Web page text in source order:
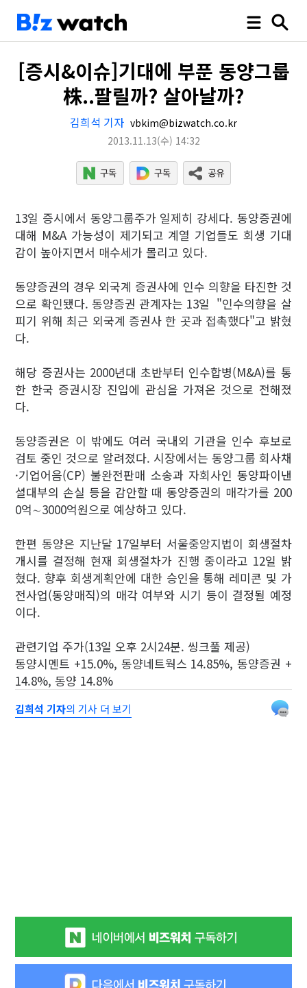
[증시&이슈]기대에 부푼 동양그룹
株..팔릴까? 살아날까?
김희석 기자 vbkim@bizwatch.co.kr
2013.11.13(수) 14:32
13일 증시에서 동양그룹주가 일제히 강세다. 동양증권에
대해 M&A 가능성이 제기되고 계열 기업들도 회생 기대
감이 높아지면서 매수세가 몰리고 있다.
동양증권의 경우 외국계 증권사에 인수 의향을 타진한 것
으로 확인됐다. 동양증권 관계자는 13일 "인수의향을 살
피기 위해 최근 외국계 증권사 한 곳과 접촉했다"고 밝혔
다.
해당 증권사는 2000년대 초반부터 인수합병(M&A)를 통
한 한국 증권시장 진입에 관심을 가져온 것으로 전해졌
다.
동양증권은 이 밖에도 여러 국내외 기관을 인수 후보로
검토 중인 것으로 알려졌다. 시장에서는 동양그룹 회사채
·기업어음(CP) 불완전판매 소송과 자회사인 동양파이낸
셜대부의 손실 등을 감안할 때 동양증권의 매각가를 200
0억∼3000억원으로 예상하고 있다.
한편 동양은 지난달 17일부터 서울중앙지법이 회생절차
개시를 결정해 현재 회생절차가 진행 중이라고 12일 밝
혔다. 향후 회생계획안에 대한 승인을 통해 레미콘 및 가
전사업(동양매직)의 매각 여부와 시기 등이 결정될 예정
이다.
관련기업 주가(13일 오후 2시24분. 씽크풀 제공)
동양시멘트 +15.0%, 동양네트웍스 14.85%, 동양증권 +
14.8%, 동양 14.8%
김희석 기자의 기사 더 보기